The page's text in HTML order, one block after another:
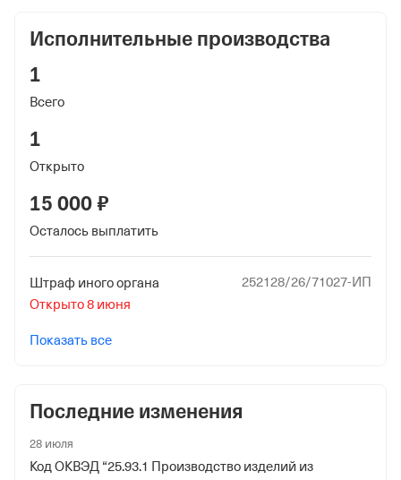
Исполнительные производства
1
Всего
1
Открыто
15 000 ₽
Осталось выплатить
Штраф иного органа
252128/26/71027-ИП
Открыто 8 июня
Показать все
Последние изменения
28 июля
Код ОКВЭД “25.93.1 Производство изделий из